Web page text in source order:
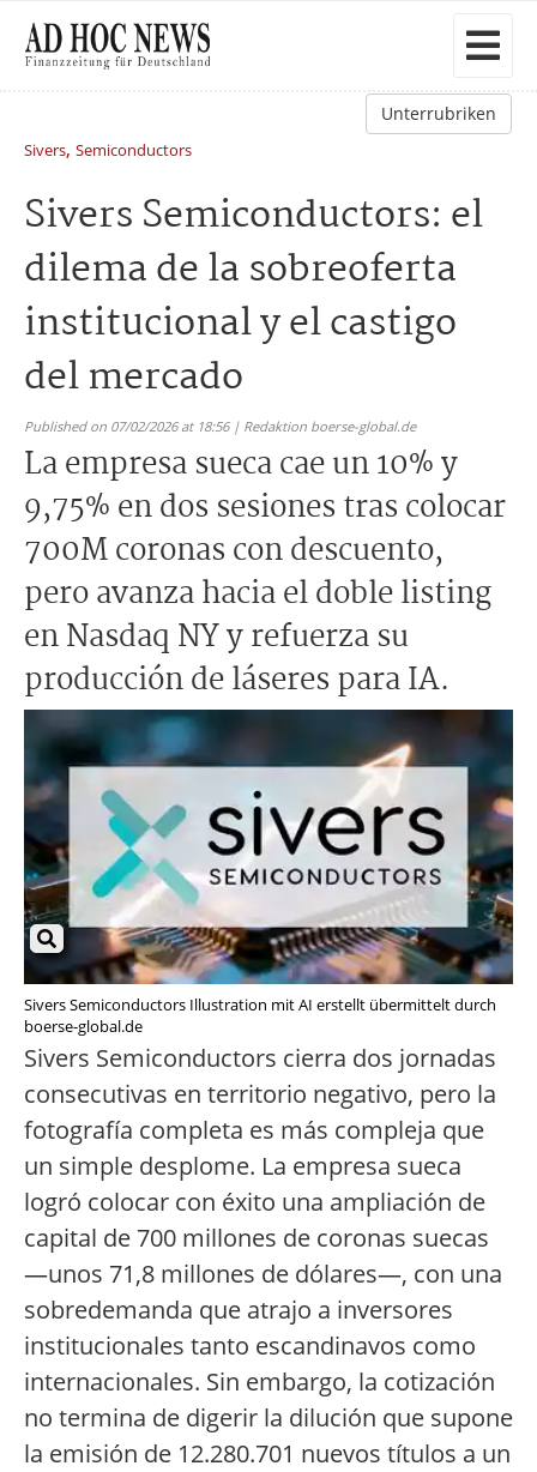
Unterrubriken
Sivers, Semiconductors
Sivers Semiconductors: el
dilema de la sobreoferta
institucional y el castigo
del mercado
Published on 07/02/2026 at 18:56 | Redaktion boerse-global.de
La empresa sueca cae un 10% y
9,75% en dos sesiones tras colocar
700M coronas con descuento,
pero avanza hacia el doble listing
en Nasdaq NY y refuerza su
producción de láseres para IA.
Sivers Semiconductors Illustration mit AI erstellt übermittelt durch
boerse-global.de
Sivers Semiconductors cierra dos jornadas
consecutivas en territorio negativo, pero la
fotografía completa es más compleja que
un simple desplome. La empresa sueca
logró colocar con éxito una ampliación de
capital de 700 millones de coronas suecas
—unos 71,8 millones de dólares—, con una
sobredemanda que atrajo a inversores
institucionales tanto escandinavos como
internacionales. Sin embargo, la cotización
no termina de digerir la dilución que supone
la emisión de 12.280.701 nuevos títulos a un